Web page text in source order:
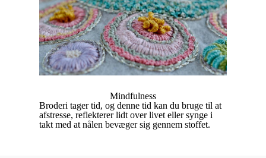
Mindfulness
Broderi tager tid, og denne tid kan du bruge til at
afstresse, reflekterer lidt over livet eller synge i
takt med at nålen bevæger sig gennem stoffet.